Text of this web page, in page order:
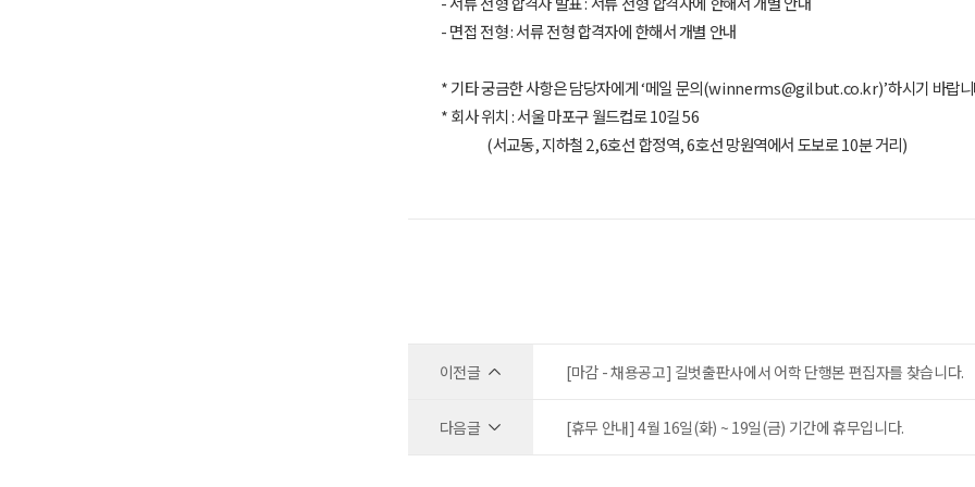
- 면접 전형 : 서류 전형 합격자에 한해서 개별 안내
* 기타 궁금한 사항은 담당자에게 ‘메일 문의(winnerms@gilbut.co.kr)’하시기 바랍니
* 회사 위치 : 서울 마포구 월드컵로 10길 56
(서교동, 지하철 2,6호선 합정역, 6호선 망원역에서 도보로 10분 거리)
이전글 [마감 - 채용공고] 길벗출판사에서 어학 단행본 편집자를 찾습니다.
다음글 [휴무 안내] 4월 16일(화) ~ 19일(금) 기간에 휴무입니다.